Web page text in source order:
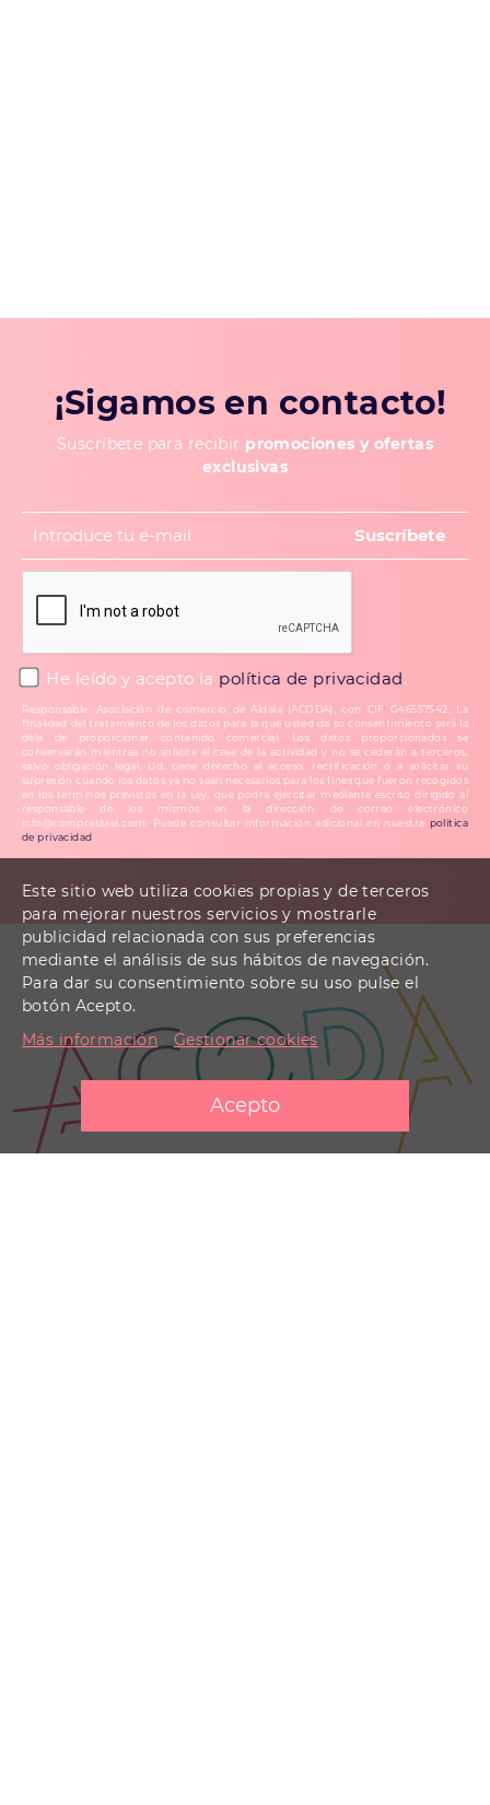
¡Sigamos en contacto!
Suscríbete para recibir promociones y ofertas
exclusivas
He leído y acepto la política de privacidad.
Responsable: Asociación de comercio de Aldaia (ACODA), con CIF G46557542. La
finalidad del tratamiento de los datos para la que usted da su consentimiento será la
dela de proporcionar contenido comercial. Los datos proporcionados se
conservarán mientras no solicite el cese de la actividad y no se cederán a terceros,
salvo obligación legal. Ud. tiene derecho al acceso, rectificación o a solicitar su
supresión cuando los datos ya no sean necesarios para los fines que fueron recogidos
en los términos previstos en la Ley, que podrá ejercitar mediante escrito dirigido al
responsable de los mismos en la dirección de correo electrónico
info@compraldaia.com. Puede consultar información adicional en nuestra política
de privacidad
Este sitio web utiliza cookies propias y de terceros
para mejorar nuestros servicios y mostrarle
publicidad relacionada con sus preferencias
mediante el análisis de sus hábitos de navegación.
Para dar su consentimiento sobre su uso pulse el
botón Acepto.
Más información
Gestionar cookies